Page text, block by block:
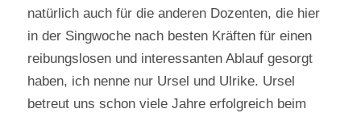
natürlich auch für die anderen Dozenten, die hier
in der Singwoche nach besten Kräften für einen
reibungslosen und interessanten Ablauf gesorgt
haben, ich nenne nur Ursel und Ulrike. Ursel
betreut uns schon viele Jahre erfolgreich beim